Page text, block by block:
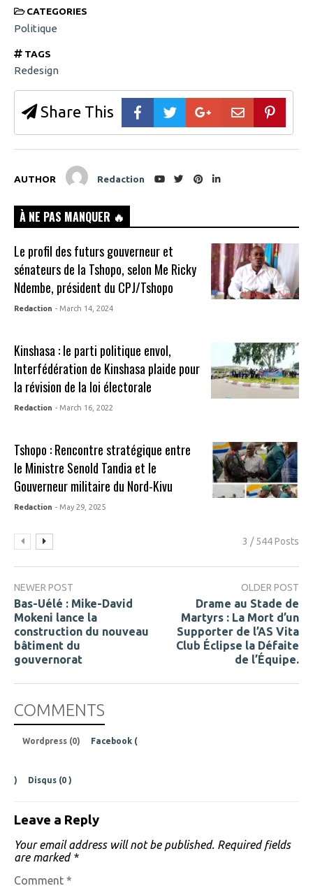
CATEGORIES
Politique
TAGS
Redesign
Share This
AUTHOR Redaction
À NE PAS MANQUER 🔥
Le profil des futurs gouverneur et
sénateurs de la Tshopo, selon Me Ricky
Ndembe, président du CPJ/Tshopo
Redaction - March 14, 2024
Kinshasa : le parti politique envol,
Interfédération de Kinshasa plaide pour
la révision de la loi électorale
Redaction - March 16, 2022
Tshopo : Rencontre stratégique entre
le Ministre Senold Tandia et le
Gouverneur militaire du Nord-Kivu
Redaction - May 29, 2025
3 / 544 Posts
NEWER POST
Bas-Uélé : Mike-David
Mokeni lance la
construction du nouveau
bâtiment du
gouvernorat
OLDER POST
Drame au Stade de
Martyrs : La Mort d’un
Supporter de l’AS Vita
Club Éclipse la Défaite
de l’Équipe.
COMMENTS
Wordpress (0) Facebook (
) Disqus (0 )
Leave a Reply
Your email address will not be published. Required fields
are marked *
Comment *